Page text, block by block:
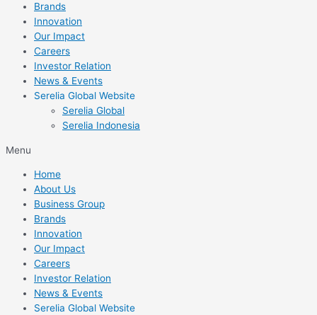
Brands
Innovation
Our Impact
Careers
Investor Relation
News & Events
Serelia Global Website
Serelia Global
Serelia Indonesia
Menu
Home
About Us
Business Group
Brands
Innovation
Our Impact
Careers
Investor Relation
News & Events
Serelia Global Website